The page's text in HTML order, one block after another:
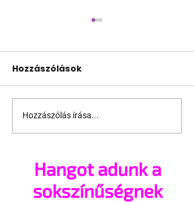
Az idei Folsom
nagyobb lesz mint
Hozzászólások
Hozzászólás írása...
Hangot adunk a
sokszínűségnek